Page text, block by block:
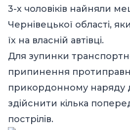
3-х чоловіків найняли
Чернівецької області,
їх на власній автівці.
Для зупинки
припинення
прикордонному наряду
здійснити кілька
пострілів.